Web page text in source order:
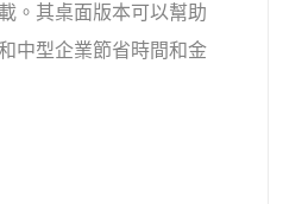
。其桌面版本可以幫助
中型企業節省時間和金